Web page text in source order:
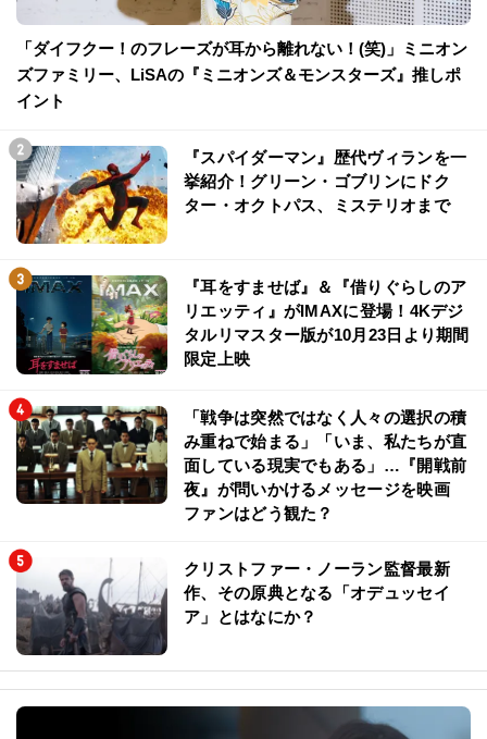
「ダイフクー！のフレーズが耳から離れない！(笑)」ミニオン
ズファミリー、LiSAの『ミニオンズ＆モンスターズ』推しポ
イント
『スパイダーマン』歴代ヴィランを一
挙紹介！グリーン・ゴブリンにドク
ター・オクトパス、ミステリオまで
『耳をすませば』＆『借りぐらしのア
リエッティ』がIMAXに登場！4Kデジ
タルリマスター版が10月23日より期間
限定上映
「戦争は突然ではなく人々の選択の積
み重ねで始まる」「いま、私たちが直
面している現実でもある」…『開戦前
夜』が問いかけるメッセージを映画
ファンはどう観た？
クリストファー・ノーラン監督最新
作、その原典となる「オデュッセイ
ア」とはなにか？